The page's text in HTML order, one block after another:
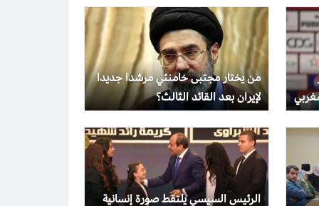
من يختار مجتبى خامنئي مرشدا جديدا
لإيران بعد القائد الثالث؟
الرئيس السيسي يلتقط صورة إنسانية